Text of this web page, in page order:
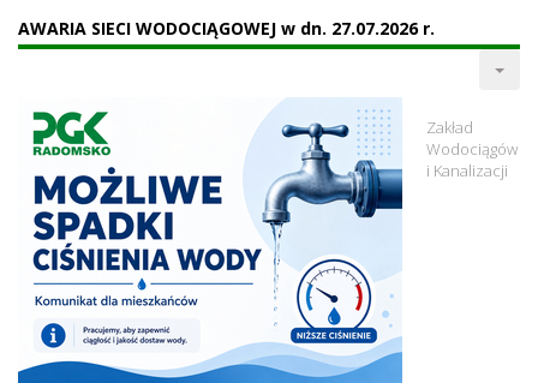
AWARIA SIECI WODOCIĄGOWEJ w dn. 27.07.2026 r.
Zakład
Wodociągów
i Kanalizacji